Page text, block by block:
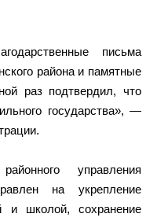
письма
района и памятные
раз подтвердил, что
государства», —
управления
на укрепление
и школой, сохранение